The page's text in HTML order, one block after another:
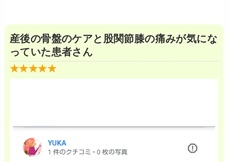
産後の骨盤のケアと股関節膝の痛みが気にな
っていた患者さん
★★★★★